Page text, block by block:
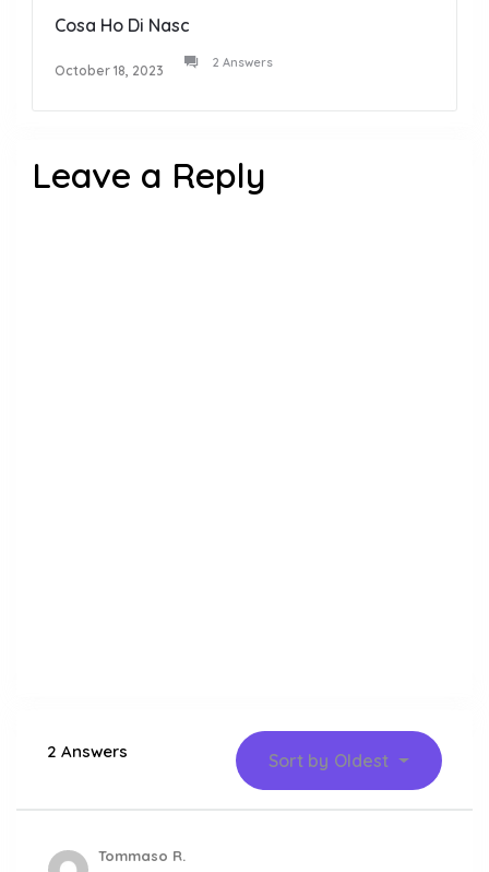
Cosa Ho Di Nasc
October 18, 2023 2 Answers
Leave a Reply
2 Answers Sort by Oldest
Tommaso R.